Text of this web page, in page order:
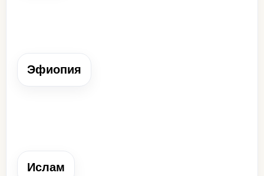
Эфиопия
Христианская страна Африки, чьё государство
Ислам
Религия, распространившаяся в Гане и Мали под